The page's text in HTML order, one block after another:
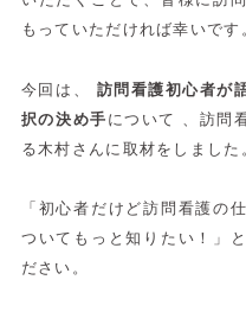
もっていただければ幸いです
今回は、 訪問看護初心者が
択の決め手 について 、訪問
る木村さんに取材をしました
「初心者だけど訪問看護の
ついてもっと知りたい！」
ださい。